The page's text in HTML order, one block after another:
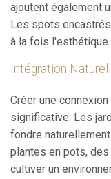
ajoutent également
Les spots
à la fois
Intégration
Créer une
significative. Les
fondre
plantes en pots,
cultiver un